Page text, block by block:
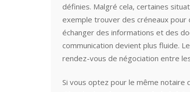
définies. Malgré cela, certaines
exemple trouver des créneaux
échanger des informations et des
communication devient plus fluide.
rendez-vous de négociation entre
Si vous optez pour le même notaire